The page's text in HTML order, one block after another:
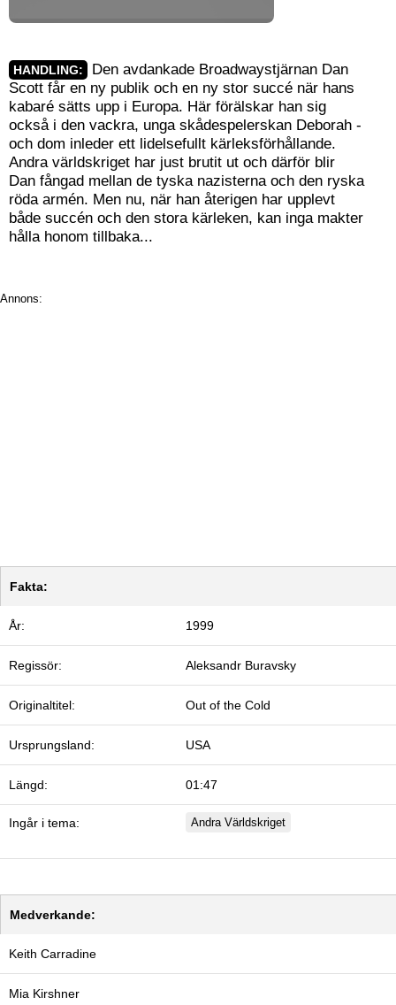
HANDLING:
Den avdankade Broadwaystjärnan Dan
Scott får en ny publik och en ny stor succé när hans
kabaré sätts upp i Europa. Här förälskar han sig
också i den vackra, unga skådespelerskan Deborah -
och dom inleder ett lidelsefullt kärleksförhållande.
Andra världskriget har just brutit ut och därför blir
Dan fångad mellan de tyska nazisterna och den ryska
röda armén. Men nu, när han återigen har upplevt
både succén och den stora kärleken, kan inga makter
hålla honom tillbaka...
Annons:
Fakta:
År: 1999
Regissör: Aleksandr Buravsky
Originaltitel: Out of the Cold
Ursprungsland: USA
Längd: 01:47
Ingår i tema: Andra Världskriget
Medverkande:
Keith Carradine
Mia Kirshner